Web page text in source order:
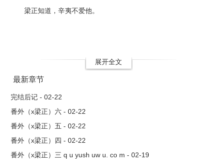
梁正知道，辛夷不爱他。
展开全文
最新章节
完结后记 - 02-22
番外（x梁正）六 - 02-22
番外（x梁正）五 - 02-22
番外（x梁正）四 - 02-22
番外（x梁正）三 q u yush uw u. co m - 02-19